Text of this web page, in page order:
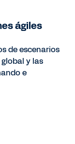
ágiles
de escenarios
y las
e